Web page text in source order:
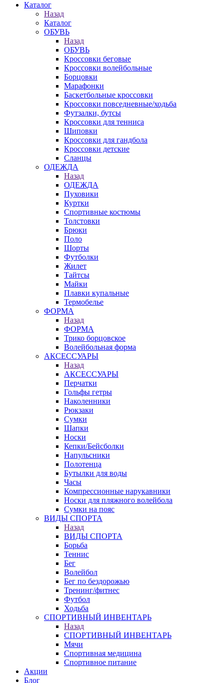
Каталог
Назад
Каталог
ОБУВЬ
Назад
ОБУВЬ
Кроссовки беговые
Кроссовки волейбольные
Борцовки
Марафонки
Баскетбольные кроссовки
Кроссовки повседневные/ходьба
Футзалки, бутсы
Кроссовки для тенниса
Шиповки
Кроссовки для гандбола
Кроссовки детские
Сланцы
ОДЕЖДА
Назад
ОДЕЖДА
Пуховики
Куртки
Спортивные костюмы
Толстовки
Брюки
Поло
Шорты
Футболки
Жилет
Тайтсы
Майки
Плавки купальные
Термобелье
ФОРМА
Назад
ФОРМА
Трико борцовское
Волейбольная форма
АКСЕССУАРЫ
Назад
АКСЕССУАРЫ
Перчатки
Гольфы гетры
Наколенники
Рюкзаки
Сумки
Шапки
Носки
Кепки/Бейсболки
Напульсники
Полотенца
Бутылки для воды
Часы
Компрессионные нарукавники
Носки для пляжного волейбола
Сумки на пояс
ВИДЫ СПОРТА
Назад
ВИДЫ СПОРТА
Борьба
Теннис
Бег
Волейбол
Бег по бездорожью
Тренинг/фитнес
Футбол
Ходьба
СПОРТИВНЫЙ ИНВЕНТАРЬ
Назад
СПОРТИВНЫЙ ИНВЕНТАРЬ
Мячи
Спортивная медицина
Спортивное питание
Акции
Блог